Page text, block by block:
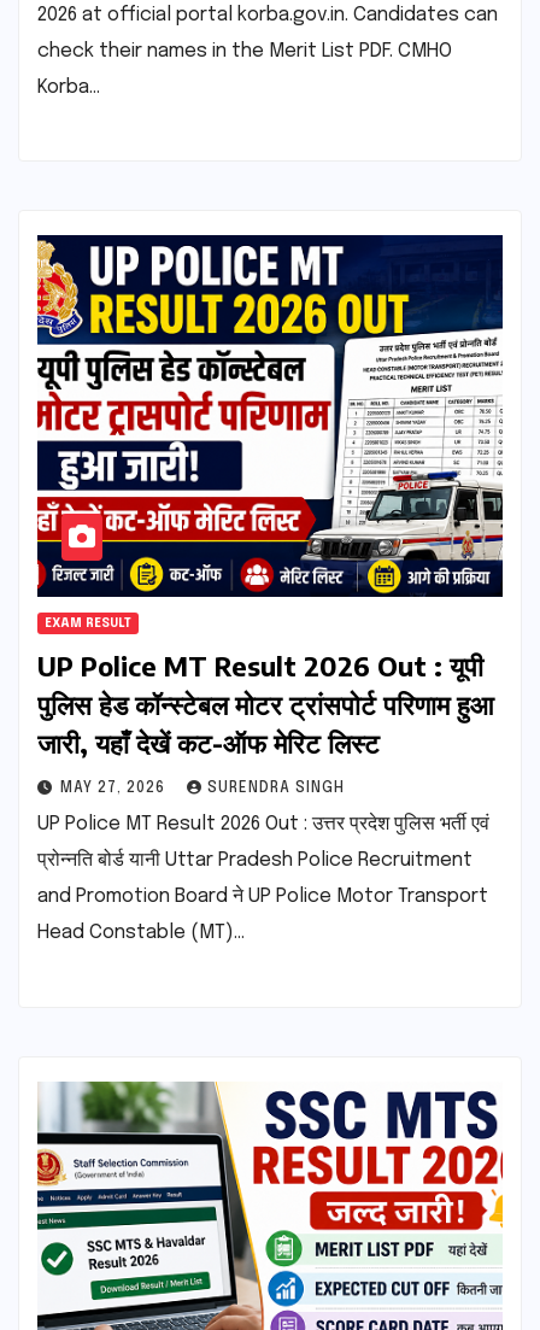
2026 at official portal korba.gov.in. Candidates can
check their names in the Merit List PDF. CMHO
Korba…
EXAM RESULT
UP Police MT Result 2026 Out : यूपी
पुलिस हेड कॉन्स्टेबल मोटर ट्रांसपोर्ट परिणाम हुआ
जारी, यहाँ देखें कट-ऑफ मेरिट लिस्ट
MAY 27, 2026 SURENDRA SINGH
UP Police MT Result 2026 Out : उत्तर प्रदेश पुलिस भर्ती एवं
प्रोन्नति बोर्ड यानी Uttar Pradesh Police Recruitment
and Promotion Board ने UP Police Motor Transport
Head Constable (MT)…